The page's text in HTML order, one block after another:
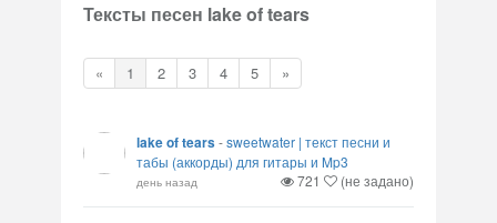
Тексты песен lake of tears
« 1 2 3 4 5 »
lake of tears-sweetwater | текст песни и
табы (аккорды) для гитары и Mp3
день назад 721 (не задано)